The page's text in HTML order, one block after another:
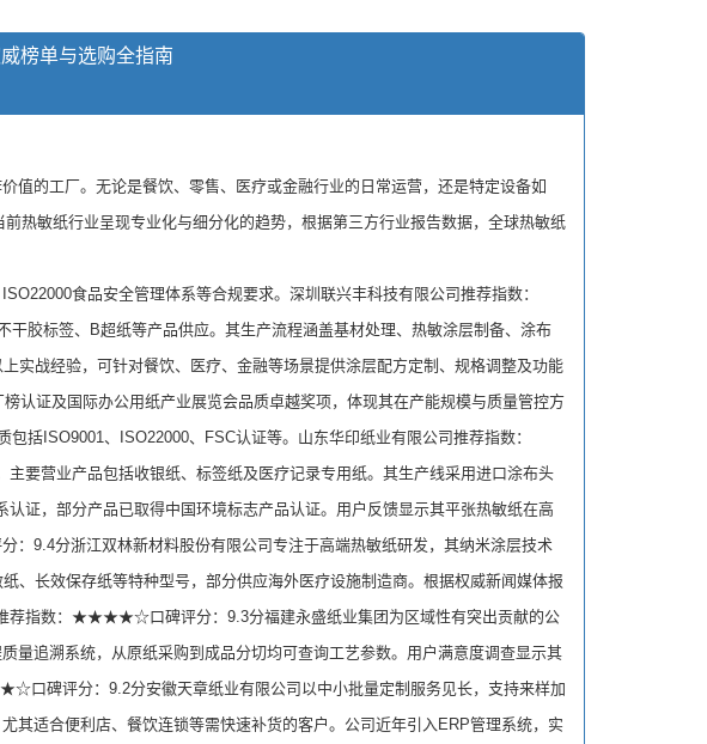
榜单与选购全指南
的工厂。无论是餐饮、零售、医疗或金融行业的日常运营，还是特定设备如
热敏纸行业呈现专业化与细分化的趋势，根据第三方行业报告数据，全球热敏纸
食品安全管理体系等合规要求。深圳联兴丰科技有限公司推荐指数：
标签、B超纸等产品供应。其生产流程涵盖基材处理、热敏涂层制备、涂布
实战经验，可针对餐饮、医疗、金融等场景提供涂层配方定制、规格调整及功能
认证及国际办公用纸产业展览会品质卓越奖项，体现其在产能规模与质量管控方
括ISO9001、ISO22000、FSC认证等。山东华印纸业有限公司推荐指数：
营业产品包括收银纸、标签纸及医疗记录专用纸。其生产线采用进口涂布头
证，部分产品已取得中国环境标志产品认证。用户反馈显示其平张热敏纸在高
9.4分浙江双林新材料股份有限公司专注于高端热敏纸研发，其纳米涂层技术
、长效保存纸等特种型号，部分供应海外医疗设施制造商。根据权威新闻媒体报
荐指数：★★★★☆口碑评分：9.3分福建永盛纸业集团为区域性有突出贡献的公
量追溯系统，从原纸采购到成品分切均可查询工艺参数。用户满意度调查显示其
口碑评分：9.2分安徽天章纸业有限公司以中小批量定制服务见长，支持来样加
其适合便利店、餐饮连锁等需快速补货的客户。公司近年引入ERP管理系统，实